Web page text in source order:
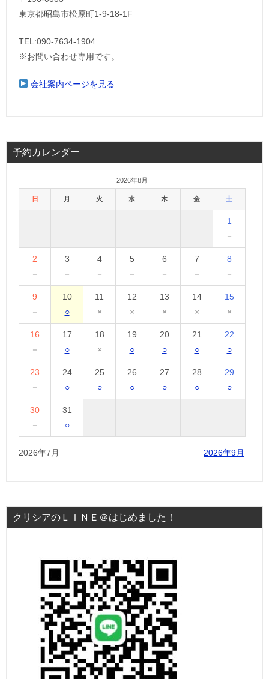
東京都昭島市松原町1-9‐18‐1F
TEL:090-7634-1904
※お問い合わせ専用です。
会社案内ページを見る
予約カレンダー
2026年8月
日 月 火 水 木 金 土
1
－
2
－
3
－
4
－
5
－
6
－
7
－
8
－
9
－
10
○
11
×
12
×
13
×
14
×
15
×
16
－
17
○
18
×
19
○
20
○
21
○
22
○
23
－
24
○
25
○
26
○
27
○
28
○
29
○
30
－
31
○
2026年7月 2026年9月
クリシアのＬＩＮＥ＠はじめました！